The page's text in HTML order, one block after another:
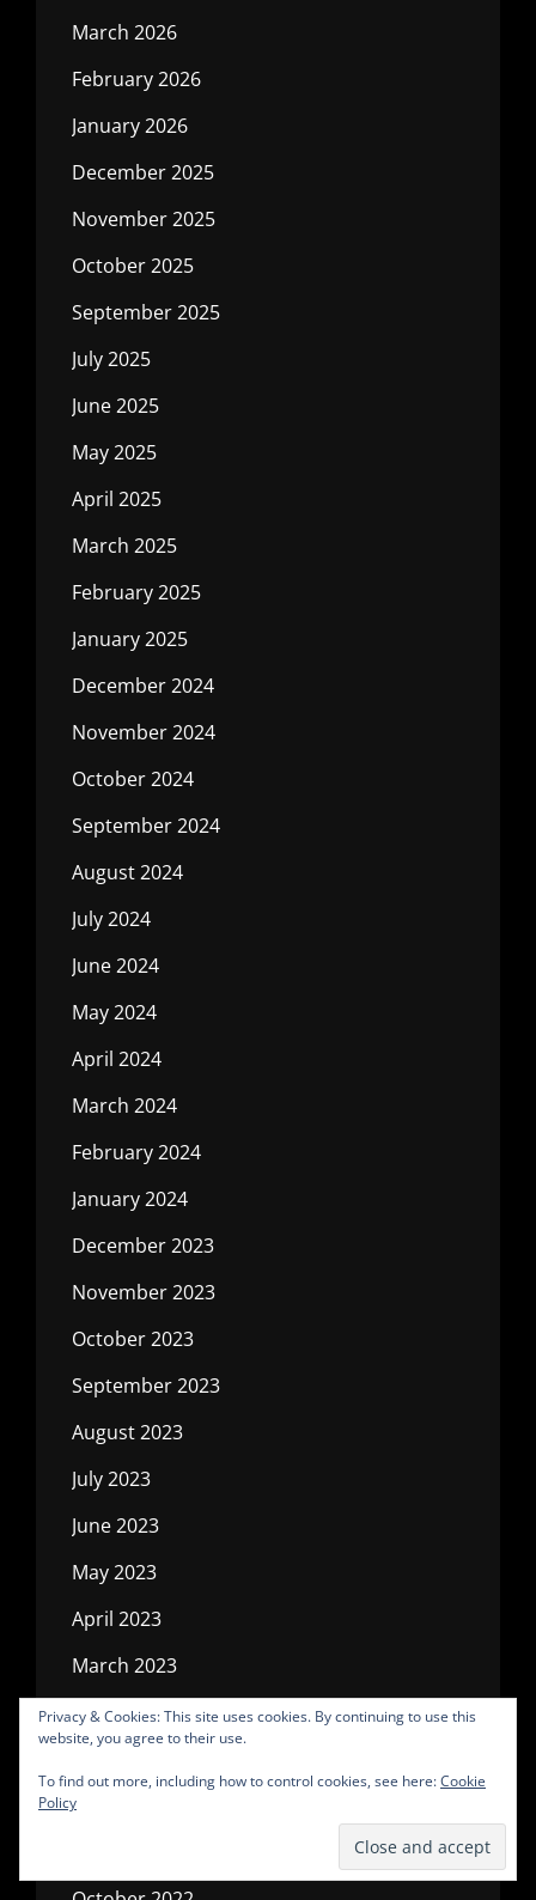
March 2026
February 2026
January 2026
December 2025
November 2025
October 2025
September 2025
July 2025
June 2025
May 2025
April 2025
March 2025
February 2025
January 2025
December 2024
November 2024
October 2024
September 2024
August 2024
July 2024
June 2024
May 2024
April 2024
March 2024
February 2024
January 2024
December 2023
November 2023
October 2023
September 2023
August 2023
July 2023
June 2023
May 2023
April 2023
March 2023
February 2023
December 2022
Privacy & Cookies: This site uses cookies. By continuing to use this
website, you agree to their use.
To find out more, including how to control cookies, see here:Cookie
Policy